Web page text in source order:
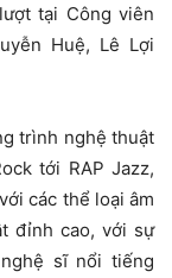
tại Công viên
Huệ, Lê Lợi
trình nghệ thuật
tới RAP Jazz,
các thể loại âm
đỉnh cao, với sự
sĩ nổi tiếng